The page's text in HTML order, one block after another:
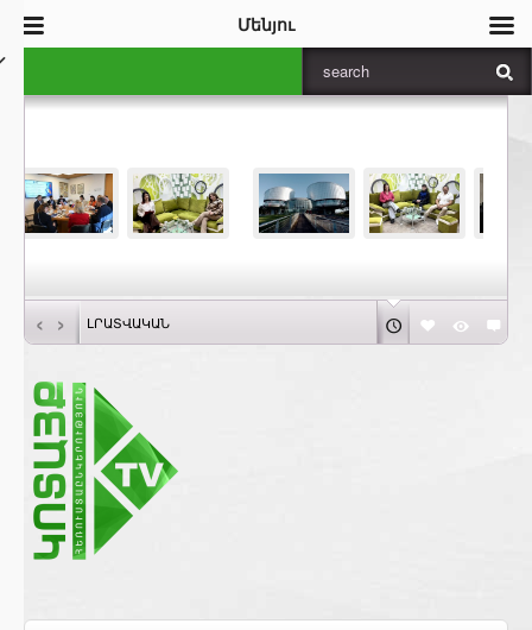
‹ › ԼՐԱՏՎԱԿԱՆ
Մենյու